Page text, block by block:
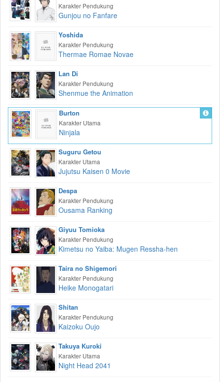
Karakter Pendukung
Gunjou no Fanfare
Yoshida
Karakter Pendukung
Thermae Romae Novae
Lan Di
Karakter Pendukung
Shenmue the Animation
Burton
Karakter Utama
Ninjala
Suguru Getou
Karakter Utama
Jujutsu Kaisen 0 Movie
Despa
Karakter Pendukung
Ousama Ranking
Giyuu Tomioka
Karakter Pendukung
Kimetsu no Yaiba: Mugen Ressha-hen
Taira no Shigemori
Karakter Pendukung
Heike Monogatari
Shitan
Karakter Pendukung
Kaizoku Oujo
Takuya Kuroki
Karakter Utama
Night Head 2041